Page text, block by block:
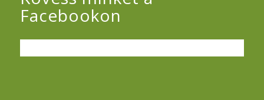
Facebookon